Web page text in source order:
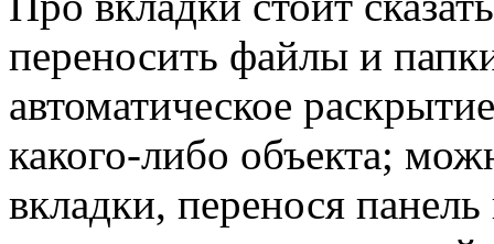
переносить файлы и
автоматическое
какого-либо объекта;
вкладки, перенося